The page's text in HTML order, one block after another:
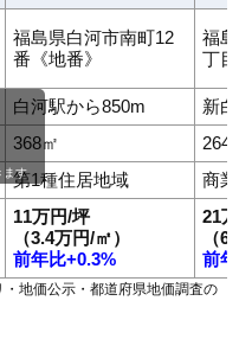
277万円 -14.2%
657万円 -6.6%
413万円 -13.2%
-12.4%
747万円 -11.9%
291万円 -15.7%
255万円 -16.3%
416万円 -9.6%
福島県白河市南町12
番《地番》
福
丁
白河駅から850m
新
368㎡
264
第1種住居地域 商
11万円/坪
（3.4万円/㎡）
前年比+0.3%
21
（
前
ます
地価公示・都道府県地価調査の